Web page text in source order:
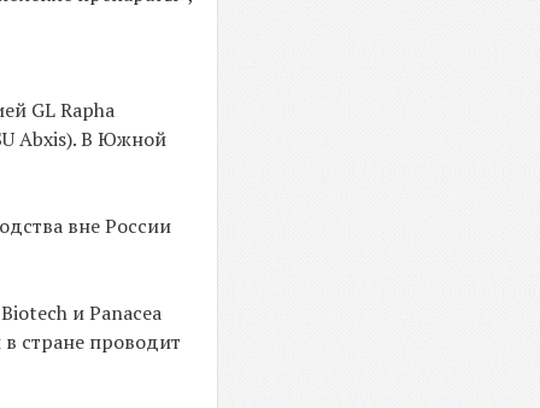
GL Rapha
Abxis). В Южной
вне России
и Panacea
стране проводит